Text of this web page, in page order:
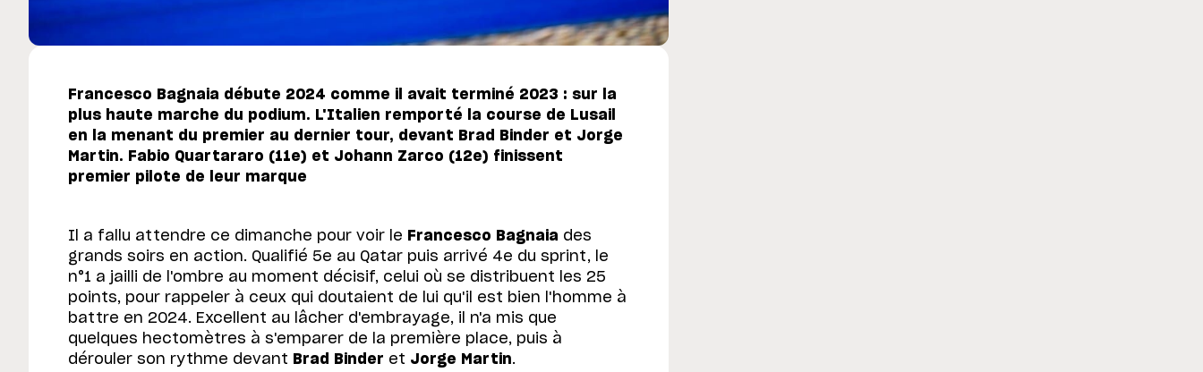
Francesco Bagnaia débute 2024 comme il avait terminé 2023 : sur la
plus haute marche du podium. L'Italien remporté la course de Lusail
en la menant du premier au dernier tour, devant Brad Binder et Jorge
Martin. Fabio Quartararo (11e) et Johann Zarco (12e) finissent
premier pilote de leur marque
Il a fallu attendre ce dimanche pour voir le Francesco Bagnaia des
grands soirs en action. Qualifié 5e au Qatar puis arrivé 4e du sprint, le
n°1 a jailli de l'ombre au moment décisif, celui où se distribuent les 25
points, pour rappeler à ceux qui doutaient de lui qu'il est bien l'homme à
battre en 2024. Excellent au lâcher d'embrayage, il n'a mis que
quelques hectomètres à s'emparer de la première place, puis à
dérouler son rythme devant Brad Binder et Jorge Martin.